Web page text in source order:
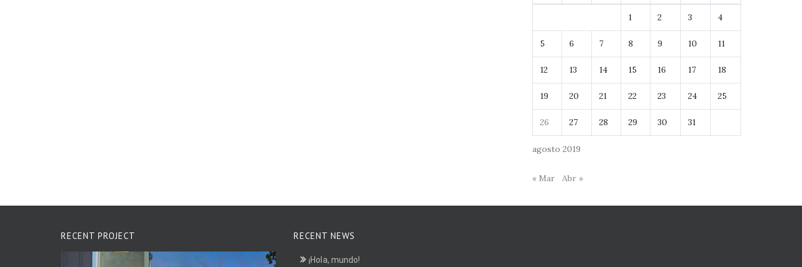
agosto 2019
1 2 3 4
5 6 7 8 9 10 11
12 13 14 15 16 17 18
19 20 21 22 23 24 25
26 27 28 29 30 31
« Mar Abr »
RECENT PROJECT RECENT NEWS
¡Hola, mundo!